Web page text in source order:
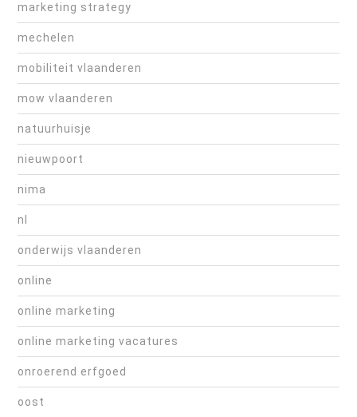
marketing strategy
mechelen
mobiliteit vlaanderen
mow vlaanderen
natuurhuisje
nieuwpoort
nima
nl
onderwijs vlaanderen
online
online marketing
online marketing vacatures
onroerend erfgoed
oost